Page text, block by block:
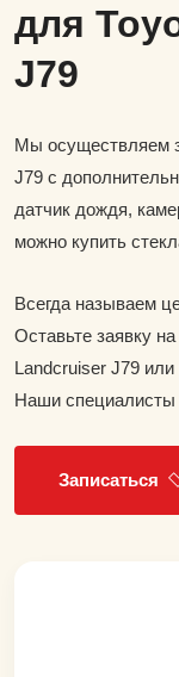
для
J79
Мы осуществляем
J79 с
датчик дождя,
можно купить
Всегда называем
Оставьте заявку
Landcruiser J79
Наши специалисты
Записаться